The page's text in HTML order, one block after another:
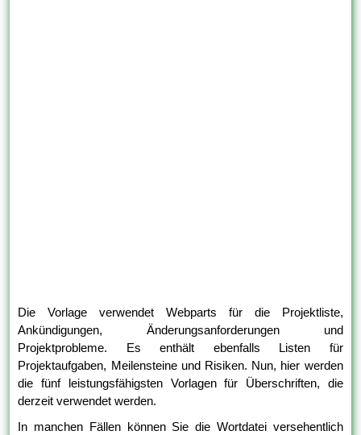
Die Vorlage verwendet Webparts für die Projektliste,
Ankündigungen, Änderungsanforderungen und
Projektprobleme. Es enthält ebenfalls Listen für
Projektaufgaben, Meilensteine und Risiken. Nun, hier werden
die fünf leistungsfähigsten Vorlagen für Überschriften, die
derzeit verwendet werden.
In manchen Fällen können Sie die Wortdatei versehentlich